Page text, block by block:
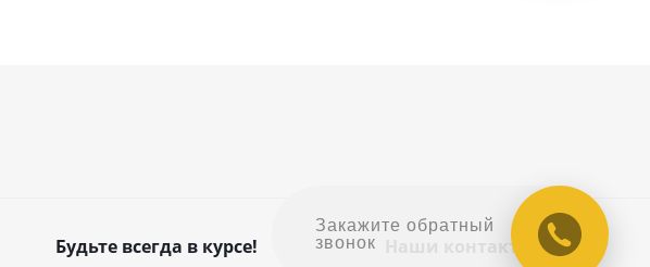
Будьте всегда в курсе! Наши контакты
Закажите обратный
звонок